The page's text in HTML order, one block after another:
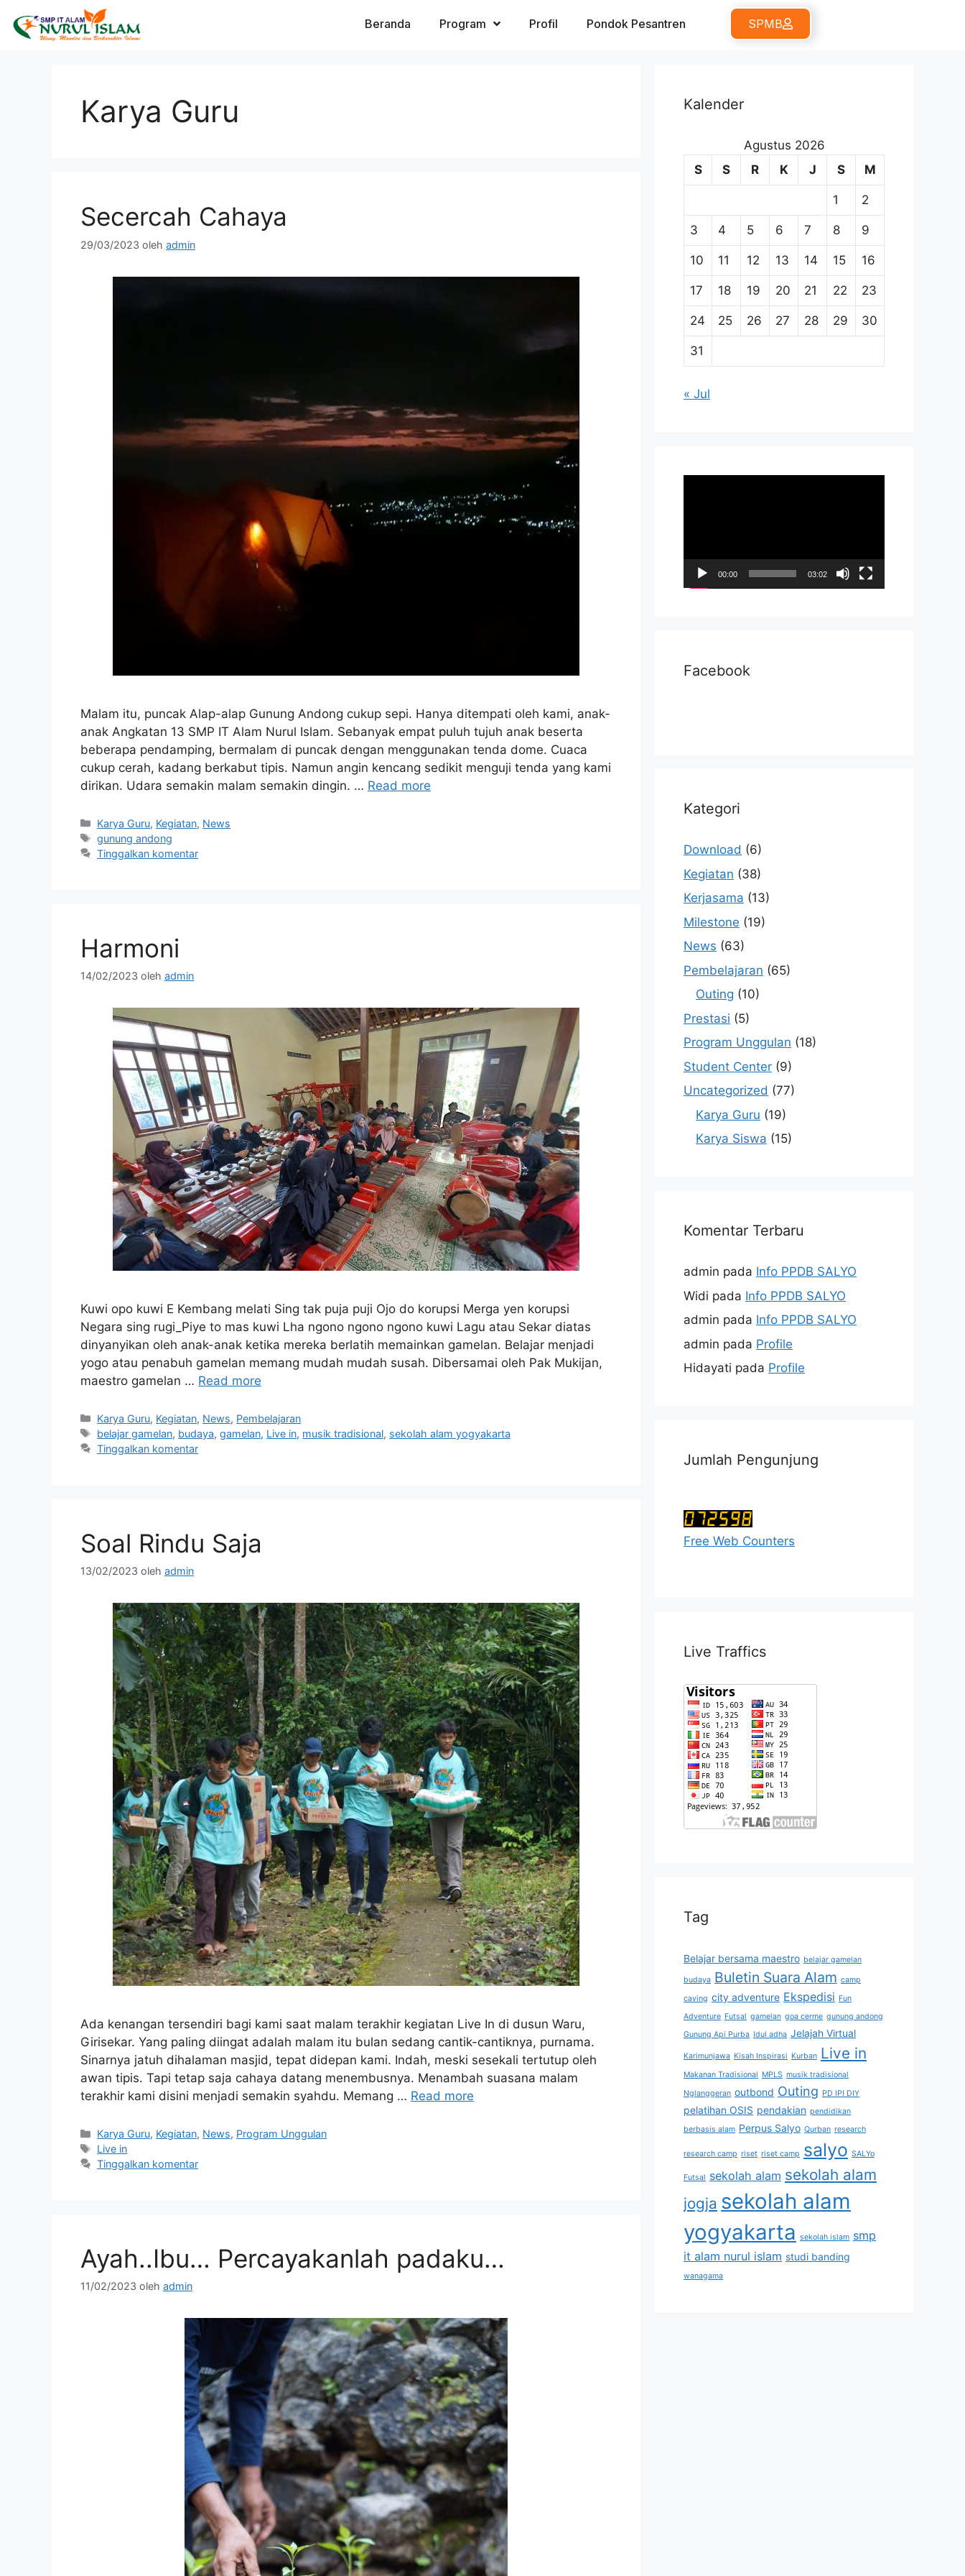
Beranda Program Profil Pondok Pesantren SPMB
Karya Guru
Secercah Cahaya
29/03/2023 oleh admin
Malam itu, puncak Alap-alap Gunung Andong cukup sepi. Hanya ditempati oleh kami, anak-
anak Angkatan 13 SMP IT Alam Nurul Islam. Sebanyak empat puluh tujuh anak beserta
beberapa pendamping, bermalam di puncak dengan menggunakan tenda dome. Cuaca
cukup cerah, kadang berkabut tipis. Namun angin kencang sedikit menguji tenda yang kami
dirikan. Udara semakin malam semakin dingin. … Read more
Karya Guru, Kegiatan, News
gunung andong
Tinggalkan komentar
Harmoni
14/02/2023 oleh admin
Kuwi opo kuwi E Kembang melati Sing tak puja puji Ojo do korupsi Merga yen korupsi
Negara sing rugi_Piye to mas kuwi Lha ngono ngono ngono kuwi Lagu atau Sekar diatas
dinyanyikan oleh anak-anak ketika mereka berlatih memainkan gamelan. Belajar menjadi
yogo atau penabuh gamelan memang mudah mudah susah. Dibersamai oleh Pak Mukijan,
maestro gamelan … Read more
Karya Guru, Kegiatan, News, Pembelajaran
belajar gamelan, budaya,gamelan, Live in, musik tradisional, sekolah alam yogyakarta
Tinggalkan komentar
Soal Rindu Saja
13/02/2023 oleh admin
Ada kenangan tersendiri bagi kami saat malam terakhir kegiatan Live In di dusun Waru,
Girisekar. Yang paling diingat adalah malam itu bulan sedang cantik-cantiknya, purnama.
Sinarnya jatuh dihalaman masjid, tepat didepan kami. Indah, meski sesekali tertutup oleh
awan tipis. Tapi tetap saja cahaya datang menembusnya. Menambah suasana malam
terakhir kami disini menjadi semakin syahdu. Memang … Read more
Karya Guru, Kegiatan, News, Program Unggulan
Live in
Tinggalkan komentar
Ayah..Ibu… Percayakanlah padaku…
11/02/2023 oleh admin
Kalender
Agustus 2026
S
S R K J S M
1 2
3 4 5 6 7 8 9
10 11 12 13 14 15 16
17 18 19 20 21 22 23
24 25 26 27 28 29 30
31
« Jul
00:00 03:02
Facebook
Kategori
Download (6)
Kegiatan (38)
Kerjasama (13)
Milestone (19)
News (63)
Pembelajaran (65)
Outing (10)
Prestasi (5)
Program Unggulan (18)
Student Center (9)
Uncategorized (77)
Karya Guru (19)
Karya Siswa (15)
Komentar Terbaru
admin pada Info PPDB SALYO
Widi pada Info PPDB SALYO
admin pada Info PPDB SALYO
admin pada Profile
Hidayati pada Profile
Jumlah Pengunjung
Free Web Counters
Live Traffics
Tag
Belajar bersama maestro belajar gamelan
budaya Buletin Suara Alam camp
caving city adventure Ekspedisi Fun
Adventure Futsal gamelan goa cerme gunung andong
Gunung Api Purba Idul adha Jelajah Virtual
Karimunjawa Kisah Inspirasi Kurban Live in
Makanan Tradisional MPLS musik tradisional
Nglanggeran outbond Outing PD IPI DIY
pelatihan OSIS pendakian pendidikan
berbasis alam Perpus Salyo Qurban research
research camp riset riset camp salyo SALYo
Futsal sekolah alam sekolah alam
jogja sekolah alam
yogyakarta sekolah islam smp
it alam nurul islam studi banding
wanagama